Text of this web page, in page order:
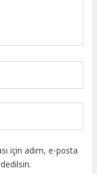
için adım, e-posta